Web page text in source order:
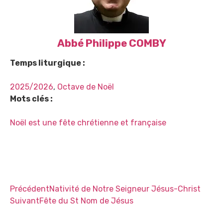
Abbé Philippe COMBY
Temps liturgique :
2025/2026, Octave de Noël
Mots clés :
Noël est une fête chrétienne et française
PrécédentNativité de Notre Seigneur Jésus-Christ
SuivantFête du St Nom de Jésus